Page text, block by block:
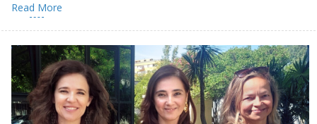
Read More